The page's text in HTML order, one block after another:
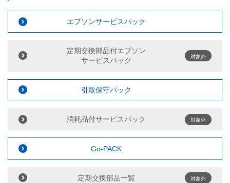
エプソンサービスパック
定期交換部品付エプソン
サービスパック
対象外
引取保守パック
消耗品付サービスパック 対象外
Go-PACK
定期交換部品一覧 対象外